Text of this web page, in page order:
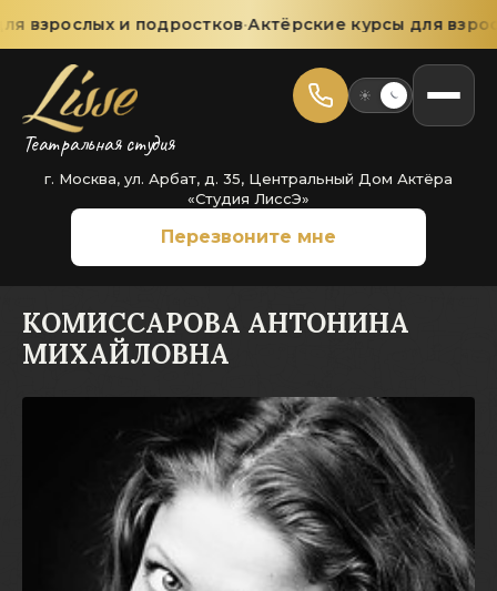
взрослых и подростков·Актёрские курсы для
Театральная студия
г. Москва, ул. Арбат, д. 35, Центральный Дом Актёра
«Студия ЛиссЭ»
Перезвоните мне
КОМИССАРОВА АНТОНИНА
МИХАЙЛОВНА